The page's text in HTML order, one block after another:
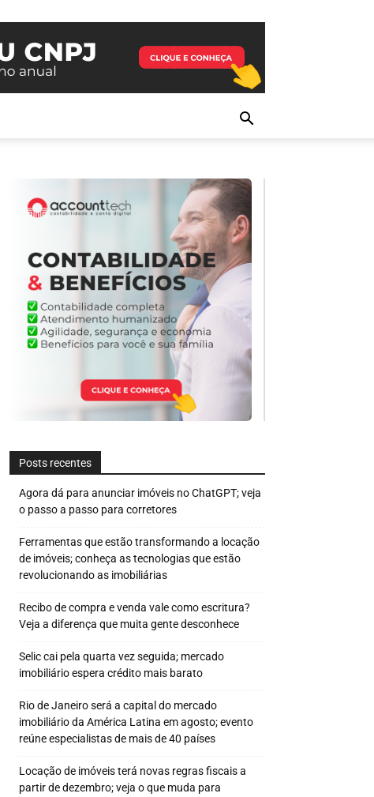
Posts recentes
Agora dá para anunciar imóveis no ChatGPT; veja
o passo a passo para corretores
Ferramentas que estão transformando a locação
de imóveis; conheça as tecnologias que estão
revolucionando as imobiliárias
Recibo de compra e venda vale como escritura?
Veja a diferença que muita gente desconhece
Selic cai pela quarta vez seguida; mercado
imobiliário espera crédito mais barato
Rio de Janeiro será a capital do mercado
imobiliário da América Latina em agosto; evento
reúne especialistas de mais de 40 países
Locação de imóveis terá novas regras fiscais a
partir de dezembro; veja o que muda para